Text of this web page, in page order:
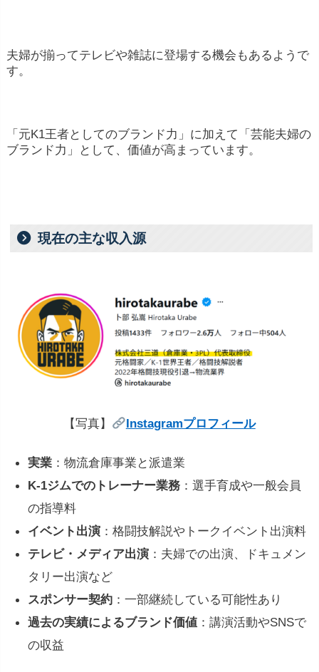
夫婦が揃ってテレビや雑誌に登場する機会もあるようで
す。
「元K1王者としてのブランド力」に加えて「芸能夫婦の
ブランド力」として、価値が高まっています。
現在の主な収入源
【写真】 Instagramプロフィール
実業 ：物流倉庫事業と派遣業
K-1ジムでのトレーナー業務 ：選手育成や一般会員
の指導料
イベント出演 ：格闘技解説やトークイベント出演料
テレビ・メディア出演 ：夫婦での出演、ドキュメン
タリー出演など
スポンサー契約 ：一部継続している可能性あり
過去の実績によるブランド価値 ：講演活動やSNSで
の収益